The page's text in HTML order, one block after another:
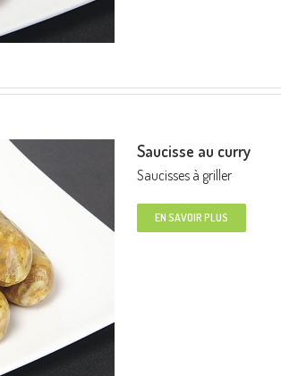
Saucisse au curry
Saucisses à griller
EN SAVOIR PLUS